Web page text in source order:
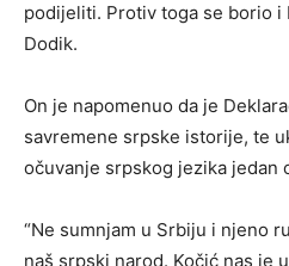
podijeliti. Protiv toga se borio i
Dodik.
On je napomenuo da je
savremene srpske istorije, te
očuvanje srpskog jezika jedan
“Ne sumnjam u Srbiju i njeno
naš srpski narod. Kočić nas je